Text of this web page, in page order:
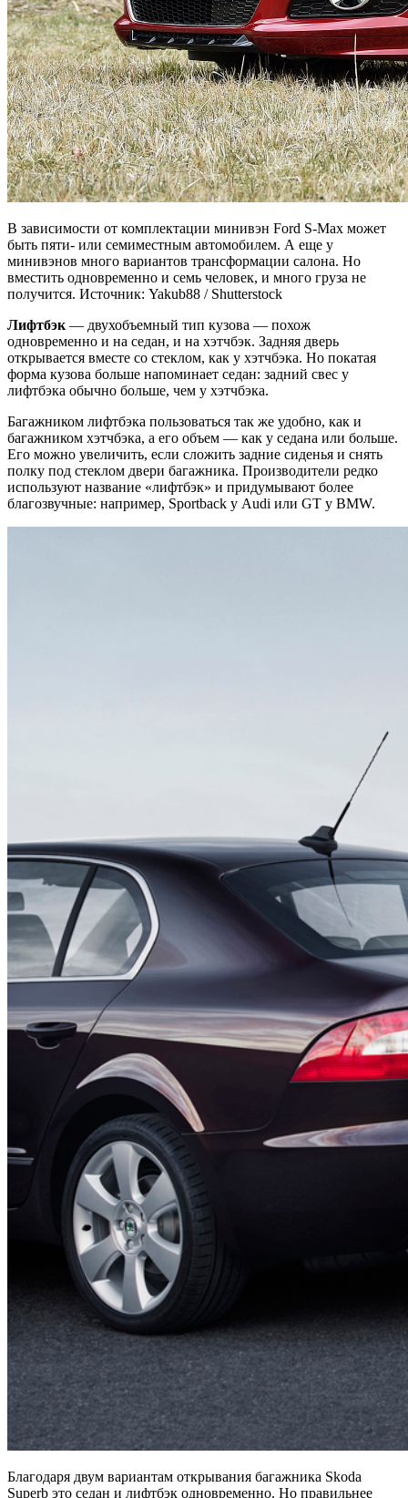
В зависимости от комплектации минивэн Ford S⁠-⁠Max может
быть пяти- или семиместным автомобилем. А еще у
минивэнов много вариантов трансформации салона. Но
вместить одновременно и семь человек, и много груза не
получится. Источник: Yakub88 / Shutterstock
Лифтбэк — двухобъемный тип кузова — похож
одновременно и на седан, и на хэтчбэк. Задняя дверь
открывается вместе со стеклом, как у хэтчбэка. Но покатая
форма кузова больше напоминает седан: задний свес у
лифтбэка обычно больше, чем у хэтчбэка.
Багажником лифтбэка пользоваться так же удобно, как и
багажником хэтчбэка, а его объем — как у седана или больше.
Его можно увеличить, если сложить задние сиденья и снять
полку под стеклом двери багажника. Производители редко
используют название «лифтбэк» и придумывают более
благозвучные: например, Sportback у Audi или GT у BMW.
Благодаря двум вариантам открывания багажника Skoda
Superb это седан и лифтбэк одновременно. Но правильнее